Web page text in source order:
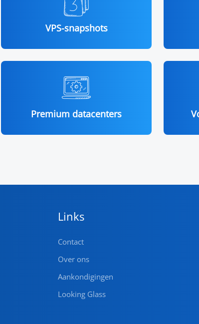
VPS-snapshots
Premium datacenters
Links
Contact
Over ons
Aankondigingen
Looking Glass